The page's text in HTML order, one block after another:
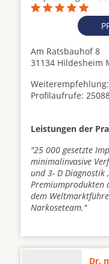
Am Ratsbauhof 8
31134 Hildesheim
Profilaufrufe:
Leistungen der
"25 000 gesetzte
minimalinvasive
und 3- D Diagnostik
Premiumprodukten
dem
Narkoseteam."
Dr.